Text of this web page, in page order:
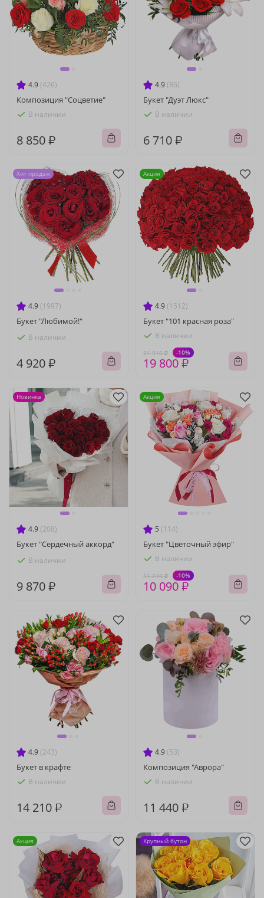
4.9 (426)
Композиция "Соцветие"
В наличии
8 850 ₽
4.9 (86)
Букет "Дуэт Люкс"
В наличии
6 710 ₽
4.9 (1997)
Букет "Любимой!"
В наличии
4 920 ₽
Хит продаж
4.9 (1512)
Букет "101 красная роза"
В наличии
21 910 ₽ -10%
19 800 ₽
Акция
4.9 (208)
Букет "Сердечный аккорд"
В наличии
9 870 ₽
Новинка
5 (114)
Букет "Цветочный эфир"
В наличии
11 210 ₽ -10%
10 090 ₽
Акция
4.9 (243)
Букет в крафте
В наличии
14 210 ₽
4.9 (53)
Композиция "Аврора"
В наличии
11 440 ₽
Акция Крупный бутон